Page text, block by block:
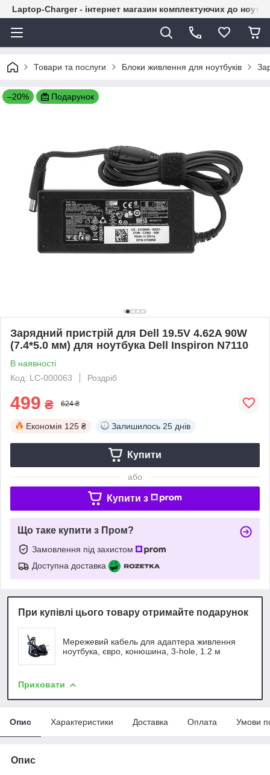
Laptop-Charger - інтернет магазин комплектуючих до
Товари та послуги Блоки живлення для ноутбуків
–20% Подарунок
Зарядний пристрій для Dell 19.5V 4.62A 90W
(7.4*5.0 мм) для ноутбука Dell Inspiron N7110
В наявності
Код: LC-000063
Роздріб
499 ₴ 624 ₴
Економія 125 ₴ Залишилось 25 днів
Купити
або
Купити з
Що таке купити з Пром?
Замовлення під захистом
Доступна доставка
При купівлі цього товару отримайте подарунок
Мережевий кабель для адаптера живлення
ноутбука, євро, конюшина, 3-hole, 1.2 м
Приховати
Опис Характеристики Доставка Оплата Умови
Опис